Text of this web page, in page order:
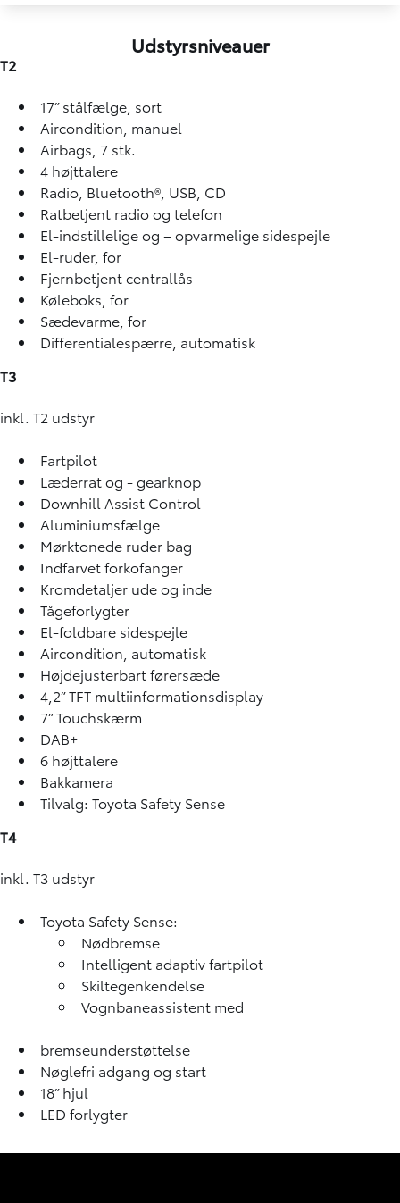
Udstyrsniveauer
T2
17” stålfælge, sort
Aircondition, manuel
Airbags, 7 stk.
4 højttalere
Radio, Bluetooth®, USB, CD
Ratbetjent radio og telefon
El-indstillelige og – opvarmelige sidespejle
El-ruder, for
Fjernbetjent centrallås
Køleboks, for
Sædevarme, for
Differentialespærre, automatisk
T3
inkl. T2 udstyr
Fartpilot
Læderrat og - gearknop
Downhill Assist Control
Aluminiumsfælge
Mørktonede ruder bag
Indfarvet forkofanger
Kromdetaljer ude og inde
Tågeforlygter
El-foldbare sidespejle
Aircondition, automatisk
Højdejusterbart førersæde
4,2” TFT multiinformationsdisplay
7” Touchskærm
DAB+
6 højttalere
Bakkamera
Tilvalg: Toyota Safety Sense
T4
inkl. T3 udstyr
Toyota Safety Sense:
Nødbremse
Intelligent adaptiv fartpilot
Skiltegenkendelse
Vognbaneassistent med
bremseunderstøttelse
Nøglefri adgang og start
18” hjul
LED forlygter